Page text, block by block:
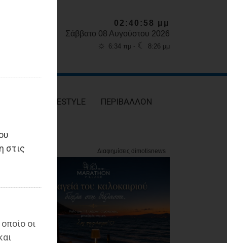
στις
οι
02:41:00 μμ
Σάββατο 08 Αυγούστου 2026
☼ 6:34 πμ - ☾ 8:26 μμ
LIFESTYLE ΠΕΡΙΒΑΛΛΟΝ